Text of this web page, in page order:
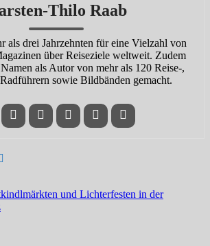
Thilo Raab
als drei Jahrzehnten für eine Vielzahl von
über Reiseziele weltweit. Zudem
als Autor von mehr als 120 Reise-,
sowie Bildbänden gemacht.
und Lichterfesten in der